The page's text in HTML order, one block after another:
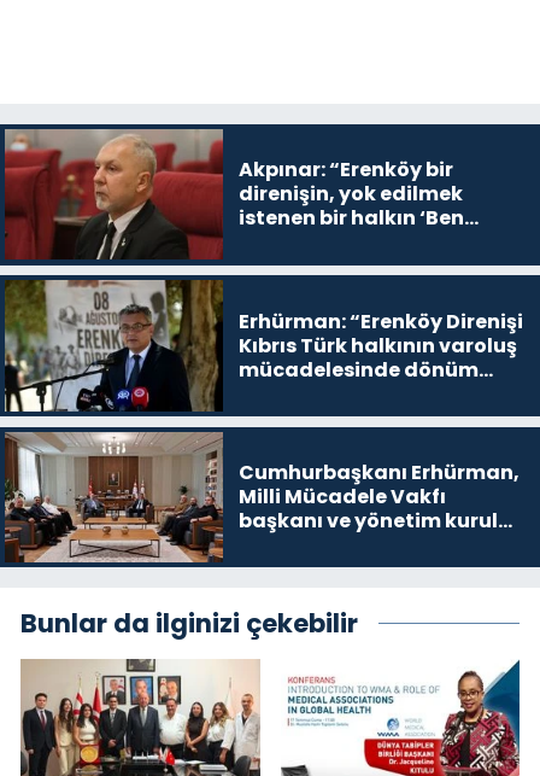
Akpınar: “Erenköy bir
direnişin, yok edilmek
istenen bir halkın ‘Ben
devam edeceğim’ dediği
Erhürman: “Erenköy Direnişi
Kıbrıs Türk halkının varoluş
mücadelesinde dönüm
Cumhurbaşkanı Erhürman,
Milli Mücadele Vakfı
başkanı ve yönetim kurulu
Bunlar da ilginizi çekebilir